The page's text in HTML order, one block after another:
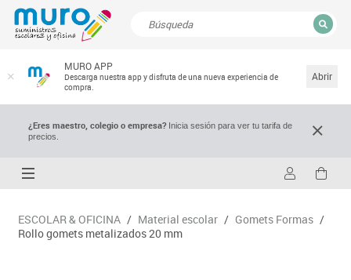
MURO APP
Descarga nuestra app y disfruta de una nueva experiencia de
compra.
Abrir
¿Eres maestro, colegio o empresa?Inicia sesión para ver tu tarifa de
precios.
ESCOLAR & OFICINA / Material escolar / Gomets Formas /
Rollo gomets metalizados 20 mm